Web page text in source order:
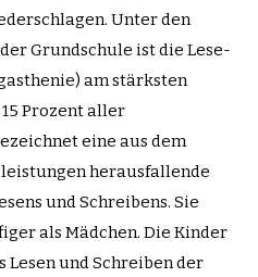
Unter den
Grundschule ist die Lese-
am stärksten
Prozent aller
eine aus dem
herausfallende
und Schreibens. Sie
als Mädchen. Die Kinder
Lesen und Schreiben der